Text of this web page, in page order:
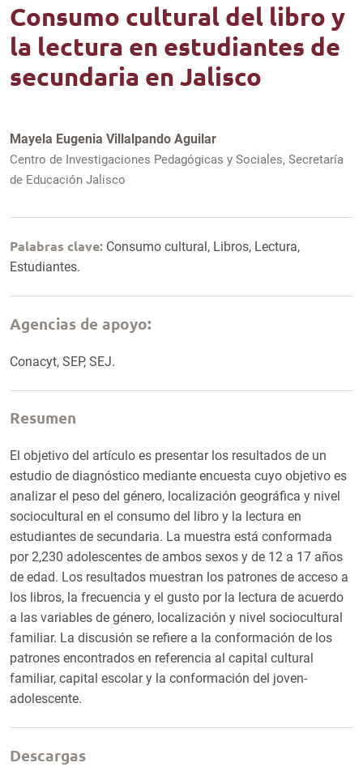
Consumo cultural del libro y
la lectura en estudiantes de
secundaria en Jalisco
Mayela Eugenia Villalpando Aguilar
Centro de Investigaciones Pedagógicas y Sociales, Secretaría
de Educación Jalisco
Palabras clave: Consumo cultural, Libros, Lectura,
Estudiantes.
Agencias de apoyo:
Conacyt, SEP, SEJ.
Resumen
El objetivo del artículo es presentar los resultados de un
estudio de diagnóstico mediante encuesta cuyo objetivo es
analizar el peso del género, localización geográfica y nivel
sociocultural en el consumo del libro y la lectura en
estudiantes de secundaria. La muestra está conformada
por 2,230 adolescentes de ambos sexos y de 12 a 17 años
de edad. Los resultados muestran los patrones de acceso a
los libros, la frecuencia y el gusto por la lectura de acuerdo
a las variables de género, localización y nivel sociocultural
familiar. La discusión se refiere a la conformación de los
patrones encontrados en referencia al capital cultural
familiar, capital escolar y la conformación del joven-
adolescente.
Descargas